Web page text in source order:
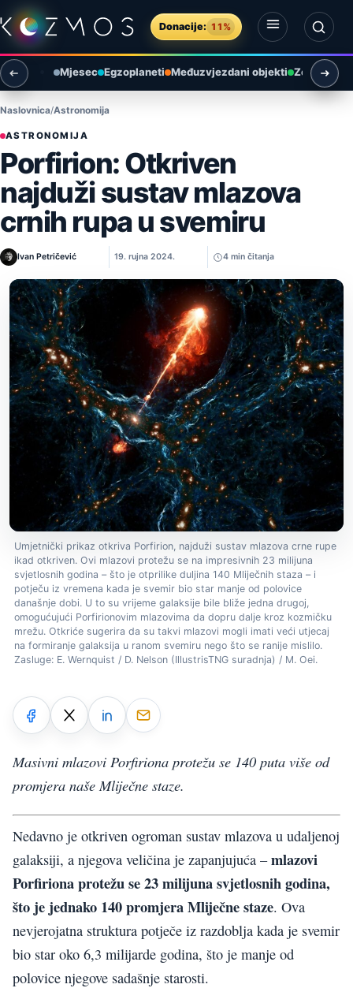
Preskoči na sadržaj
Donacije: 11%
Otvori izbornik
Otvori pretragu
Mjesec Egzoplaneti Međuzvjezdani objekti Zemlja i
Naslovnica Astronomija
ASTRONOMIJA
Porfirion: Otkriven
najduži sustav mlazova
crnih rupa u svemiru
Ivan Petričević 19. rujna 2024. 4 min čitanja
Umjetnički prikaz otkriva Porfirion, najduži sustav mlazova crne rupe
ikad otkriven. Ovi mlazovi protežu se na impresivnih 23 milijuna
svjetlosnih godina – što je otprilike duljina 140 Mliječnih staza – i
potječu iz vremena kada je svemir bio star manje od polovice
današnje dobi. U to su vrijeme galaksije bile bliže jedna drugoj,
omogućujući Porfirionovim mlazovima da dopru dalje kroz kozmičku
mrežu. Otkriće sugerira da su takvi mlazovi mogli imati veći utjecaj
na formiranje galaksija u ranom svemiru nego što se ranije mislilo.
Zasluge: E. Wernquist / D. Nelson (IllustrisTNG suradnja) / M. Oei.
Masivni mlazovi Porfiriona protežu se 140 puta više od
promjera naše Mliječne staze.
Nedavno je otkriven ogroman sustav mlazova u udaljenoj
galaksiji, a njegova veličina je zapanjujuća –mlazovi
Porfiriona protežu se 23 milijuna svjetlosnih godina,
što je jednako 140 promjera Mliječne staze. Ova
nevjerojatna struktura potječe iz razdoblja kada je svemir
bio star oko 6,3 milijarde godina, što je manje od
polovice njegove sadašnje starosti.